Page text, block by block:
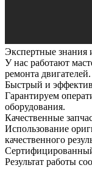
Экспертные знания
У нас работают
ремонта двигателей.
Быстрый и
Гарантируем
оборудования.
Качественные
Использование
качественного
Результат работы